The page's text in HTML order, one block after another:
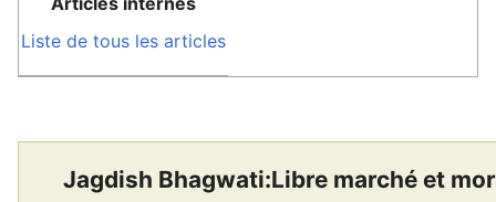
Liste de tous les articles
Jagdish Bhagwati:Libre marché et